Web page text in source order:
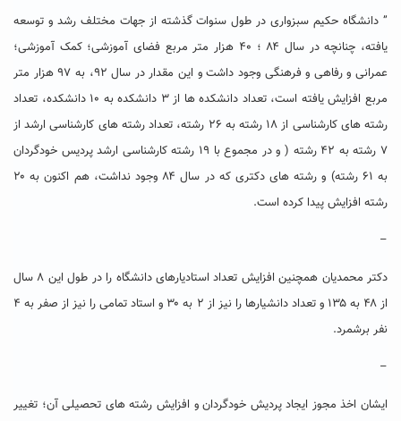
” دانشگاه حکیم سبزواری در طول سنوات گذشته از جهات مختلف رشد و توسعه
یافته، چنانچه در سال ۸۴ ؛ ۴۰ هزار متر مربع فضای آموزشی؛ کمک آموزشی؛
عمرانی و رفاهی و فرهنگی وجود داشت و این مقدار در سال ۹۲، به ۹۷ هزار متر
مربع افزایش یافته است، تعداد دانشکده ها از ۳ دانشکده به ۱۰ دانشکده، تعداد
رشته های کارشناسی از ۱۸ رشته به ۲۶ رشته، تعداد رشته های کارشناسی ارشد از
۷ رشته به ۴۲ رشته ( و در مجموع با ۱۹ رشته کارشناسی ارشد پردیس خودگردان
به ۶۱ رشته) و رشته های دکتری که در سال ۸۴ وجود نداشت، هم اکنون به ۲۰
رشته افزایش پیدا کرده است.
–
دکتر محمدیان همچنین افزایش تعداد استادیارهای دانشگاه را در طول این ۸ سال
از ۴۸ به ۱۳۵ و تعداد دانشیارها را نیز از ۲ به ۳۰ و استاد تمامی را نیز از صفر به ۴
نفر برشمرد.
–
ایشان اخذ مجوز ایجاد پردیش خودگردان و افزایش رشته های تحصیلی آن؛ تغییر